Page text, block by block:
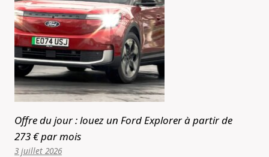
Offre du jour : louez un Ford Explorer à partir de
273 € par mois
3 juillet 2026